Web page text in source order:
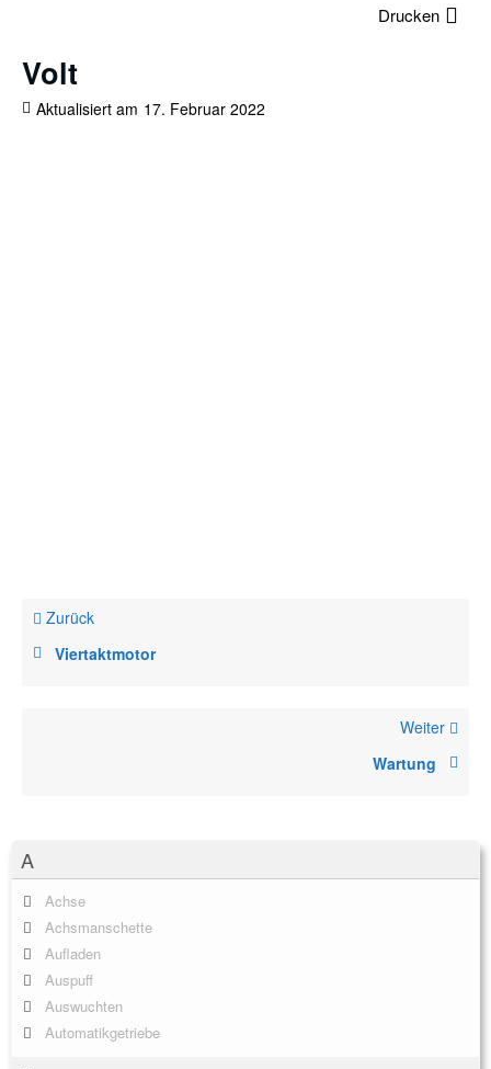
A
Achse
Achsmanschette
Aufladen
Auspuff
Auswuchten
Automatikgetriebe
Drucken
Volt
Aktualisiert am 17. Februar 2022
Zurück
Viertaktmotor
Weiter
Wartung